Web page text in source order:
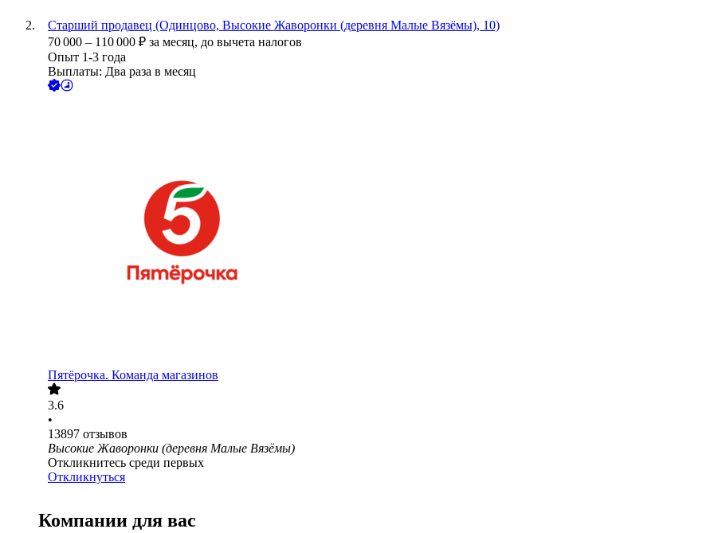
Старший продавец (Одинцово, Высокие Жаворонки (деревня Малые Вязёмы), 10)
70 000 – 110 000 ₽ за месяц, до вычета налогов
Опыт 1-3 года
Выплаты: Два раза в месяц
Пятёрочка. Команда магазинов
3.6
•
13897 отзывов
Высокие Жаворонки (деревня Малые Вязёмы)
Откликнитесь среди первых
Откликнуться
Компании для вас